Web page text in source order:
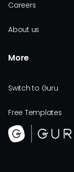
Careers
About us
More
Switch to Guru
Free Templates